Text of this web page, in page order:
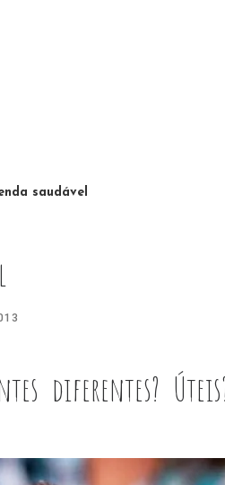
saudável
diferentes?